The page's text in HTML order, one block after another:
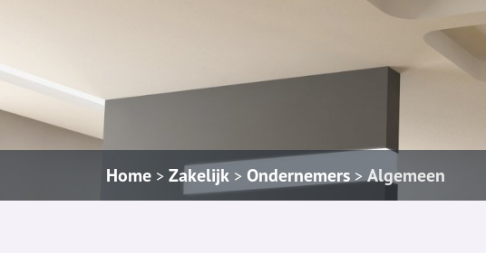
Home > Zakelijk > Ondernemers > Algemeen